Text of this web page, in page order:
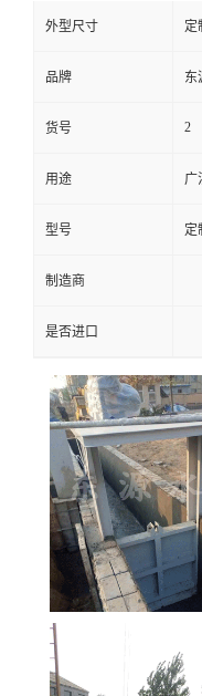
外型尺寸 定
品牌 东
货号 2
用途 广
型号 定
制造商
是否进口